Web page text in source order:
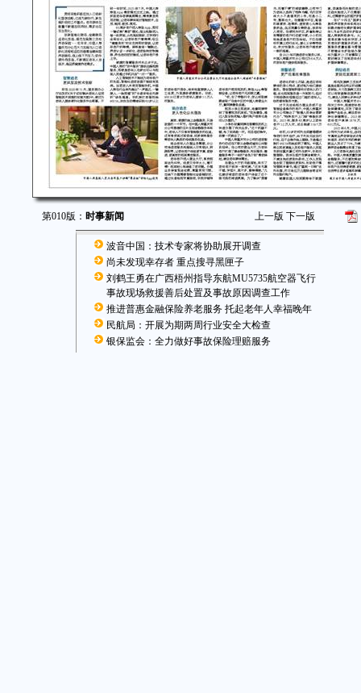
第010版： 时事新闻 上一版 下一版
波音中国：技术专家将协助展开调查
尚未发现幸存者 重点搜寻黑匣子
刘鹤王勇在广西梧州指导东航MU5735航空器飞行
事故现场救援善后处置及事故原因调查工作
推进普惠金融保险养老服务 托起老年人幸福晚年
民航局：开展为期两周行业安全大检查
银保监会：全力做好事故保险理赔服务